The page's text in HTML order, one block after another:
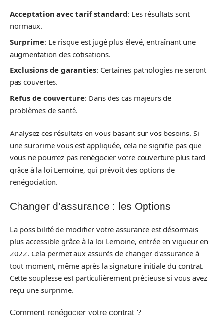
Acceptation avec tarif standard: Les résultats sont
normaux.
Surprime: Le risque est jugé plus élevé, entraînant une
augmentation des cotisations.
Exclusions de garanties: Certaines pathologies ne seront
pas couvertes.
Refus de couverture: Dans des cas majeurs de
problèmes de santé.
Analysez ces résultats en vous basant sur vos besoins. Si
une surprime vous est appliquée, cela ne signifie pas que
vous ne pourrez pas renégocier votre couverture plus tard
grâce à la loi Lemoine, qui prévoit des options de
renégociation.
Changer d’assurance : les Options
La possibilité de modifier votre assurance est désormais
plus accessible grâce à la loi Lemoine, entrée en vigueur en
2022. Cela permet aux assurés de changer d’assurance à
tout moment, même après la signature initiale du contrat.
Cette souplesse est particulièrement précieuse si vous avez
reçu une surprime.
Comment renégocier votre contrat ?